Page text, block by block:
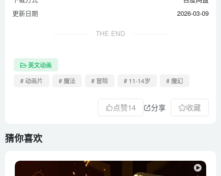
更新日期
2026-03-09
THE END
英文动画
# 动画片
# 魔法 # 冒险 # 11-14岁 # 魔幻
点赞14 分享 收藏
猜你喜欢